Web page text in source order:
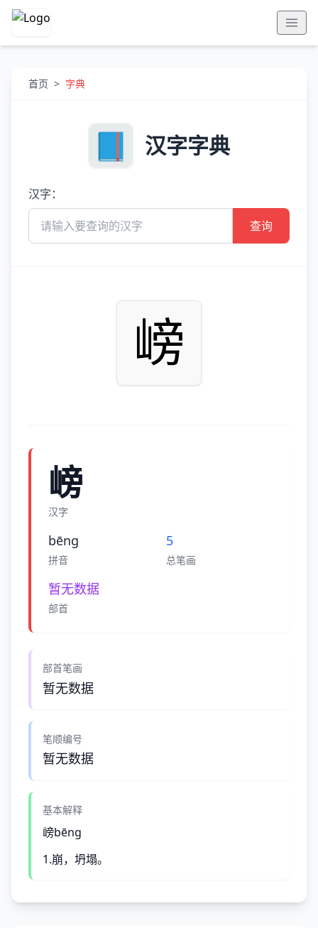
首页 > 字典
汉字字典
汉字：
查询
嵭
嵭
汉字
bēnɡ
拼音
5
总笔画
暂无数据
部首
部首笔画
暂无数据
笔顺编号
暂无数据
基本解释
嵭bēng
1.崩，坍塌。